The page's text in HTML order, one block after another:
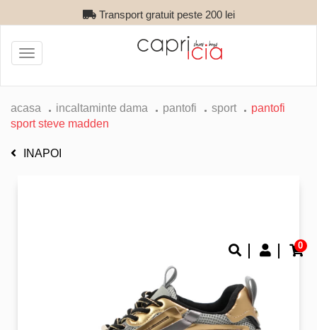
Transport gratuit peste 200 lei
0
Toggle
navigation
acasa incaltaminte dama pantofi sport
pantofi
sport steve madden
INAPOI